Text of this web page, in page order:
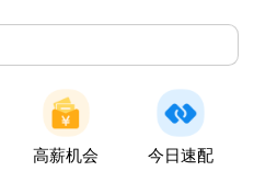
高薪机会 今日速配